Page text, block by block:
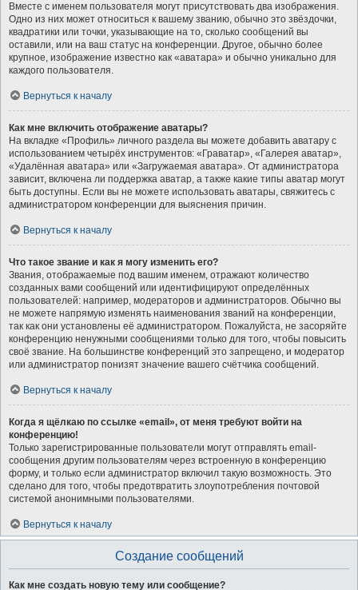
Вместе с именем пользователя могут присутствовать два изображения.
Одно из них может относиться к вашему званию, обычно это звёздочки,
квадратики или точки, указывающие на то, сколько сообщений вы
оставили, или на ваш статус на конференции. Другое, обычно более
крупное, изображение известно как «аватара» и обычно уникально для
каждого пользователя.
Вернуться к началу
Как мне включить отображение аватары?
На вкладке «Профиль» личного раздела вы можете добавить аватару с
использованием четырёх инструментов: «Граватар», «Галерея аватар»,
«Удалённая аватара» или «Загружаемая аватара». От администратора
зависит, включена ли поддержка аватар, а также какие типы аватар могут
быть доступны. Если вы не можете использовать аватары, свяжитесь с
администратором конференции для выяснения причин.
Вернуться к началу
Что такое звание и как я могу изменить его?
Звания, отображаемые под вашим именем, отражают количество
созданных вами сообщений или идентифицируют определённых
пользователей: например, модераторов и администраторов. Обычно вы
не можете напрямую изменять наименования званий на конференции,
так как они установлены её администратором. Пожалуйста, не засоряйте
конференцию ненужными сообщениями только для того, чтобы повысить
своё звание. На большинстве конференций это запрещено, и модератор
или администратор понизят значение вашего счётчика сообщений.
Вернуться к началу
Когда я щёлкаю по ссылке «email», от меня требуют войти на
конференцию!
Только зарегистрированные пользователи могут отправлять email-
сообщения другим пользователям через встроенную в конференцию
форму, и только если администратор включил такую возможность. Это
сделано для того, чтобы предотвратить злоупотребления почтовой
системой анонимными пользователями.
Вернуться к началу
Создание сообщений
Как мне создать новую тему или сообщение?